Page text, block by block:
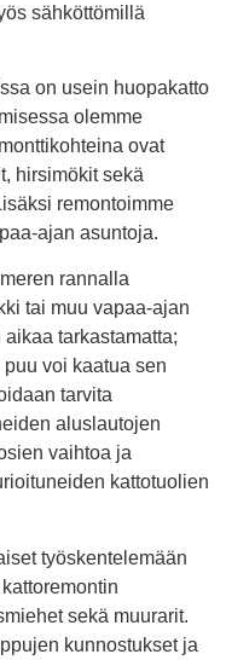
sähköttömillä
on usein huopakatto
olemme
ovat
hirsimökit sekä
remontoimme
ajan asuntoja.
rannalla
tai muu vapaa-ajan
tarkastamatta;
voi kaatua sen
tarvita
aluslautojen
vaihtoa ja
kattotuolien
työskentelemään
sekä muurarit.
kunnostukset ja